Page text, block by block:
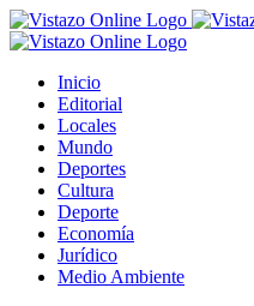
Saltar
al
Inicio
Editorial
Locales
Mundo
Deportes
Cultura
Deporte
Economía
Jurídico
Medio Ambiente